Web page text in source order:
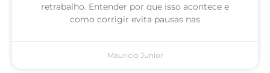
retrabalho. Entender por que isso acontece e
como corrigir evita pausas nas
Mauricio Junior